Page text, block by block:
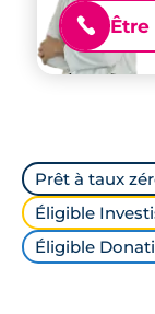
📞
Prêt à taux
Éligible
Éligible